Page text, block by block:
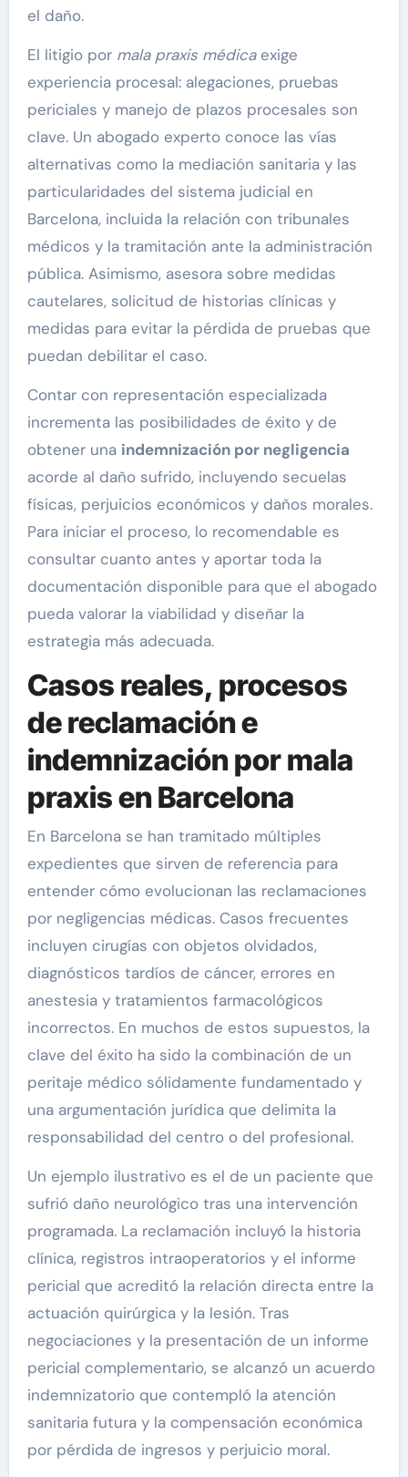
el daño.
El litigio por mala praxis médicaexige
experiencia procesal: alegaciones, pruebas
periciales y manejo de plazos procesales son
clave. Un abogado experto conoce las vías
alternativas como la mediación sanitaria y las
particularidades del sistema judicial en
Barcelona, incluida la relación con tribunales
médicos y la tramitación ante la administración
pública. Asimismo, asesora sobre medidas
cautelares, solicitud de historias clínicas y
medidas para evitar la pérdida de pruebas que
puedan debilitar el caso.
Contar con representación especializada
incrementa las posibilidades de éxito y de
obtener una indemnización por negligencia
acorde al daño sufrido, incluyendo secuelas
físicas, perjuicios económicos y daños morales.
Para iniciar el proceso, lo recomendable es
consultar cuanto antes y aportar toda la
documentación disponible para que el abogado
pueda valorar la viabilidad y diseñar la
estrategia más adecuada.
Casos reales, procesos
de reclamación e
indemnización por mala
praxis en Barcelona
En Barcelona se han tramitado múltiples
expedientes que sirven de referencia para
entender cómo evolucionan las reclamaciones
por negligencias médicas. Casos frecuentes
incluyen cirugías con objetos olvidados,
diagnósticos tardíos de cáncer, errores en
anestesia y tratamientos farmacológicos
incorrectos. En muchos de estos supuestos, la
clave del éxito ha sido la combinación de un
peritaje médico sólidamente fundamentado y
una argumentación jurídica que delimita la
responsabilidad del centro o del profesional.
Un ejemplo ilustrativo es el de un paciente que
sufrió daño neurológico tras una intervención
programada. La reclamación incluyó la historia
clínica, registros intraoperatorios y el informe
pericial que acreditó la relación directa entre la
actuación quirúrgica y la lesión. Tras
negociaciones y la presentación de un informe
pericial complementario, se alcanzó un acuerdo
indemnizatorio que contempló la atención
sanitaria futura y la compensación económica
por pérdida de ingresos y perjuicio moral.